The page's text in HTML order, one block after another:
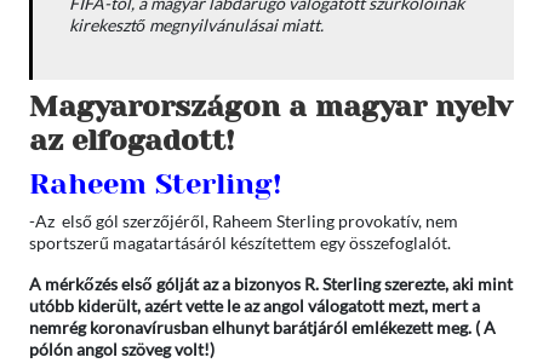
kirekesztő megnyilvánulásai miatt.
Magyarországon a magyar nyelv
az elfogadott!
Raheem Sterling!
-Az első gól szerzőjéről, Raheem Sterling provokatív, nem
sportszerű magatartásáról készítettem egy összefoglalót.
A mérkőzés első gólját az a bizonyos R. Sterling szerezte, aki mint
utóbb kiderült, azért vette le az angol válogatott mezt, mert a
nemrég koronavírusban elhunyt barátjáról emlékezett meg. ( A
pólón angol szöveg volt!)